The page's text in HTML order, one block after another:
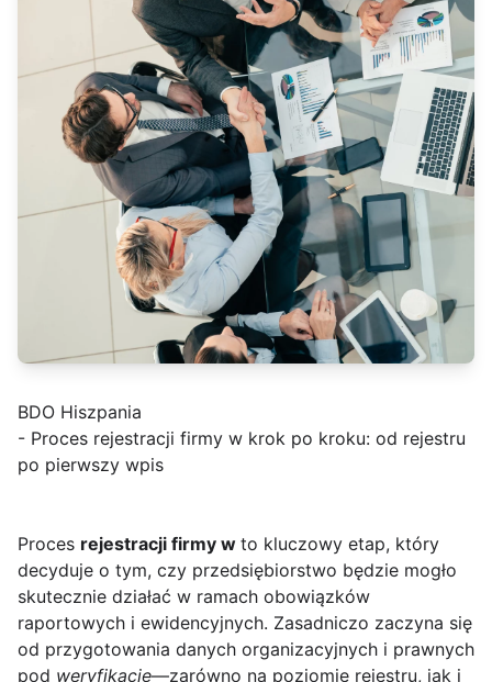
BDO Hiszpania
- Proces rejestracji firmy w krok po kroku: od rejestru
po pierwszy wpis
Proces rejestracji firmy w to kluczowy etap, który
decyduje o tym, czy przedsiębiorstwo będzie mogło
skutecznie działać w ramach obowiązków
raportowych i ewidencyjnych. Zasadniczo zaczyna się
od przygotowania danych organizacyjnych i prawnych
pod weryfikację—zarówno na poziomie rejestru, jak i